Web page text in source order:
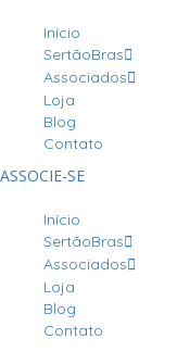
Início
SertãoBras
Associados
Loja
Blog
Contato
ASSOCIE-SE
Início
SertãoBras
Associados
Loja
Blog
Contato